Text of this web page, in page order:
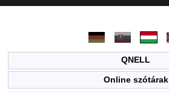
QNELL
Online szótárak